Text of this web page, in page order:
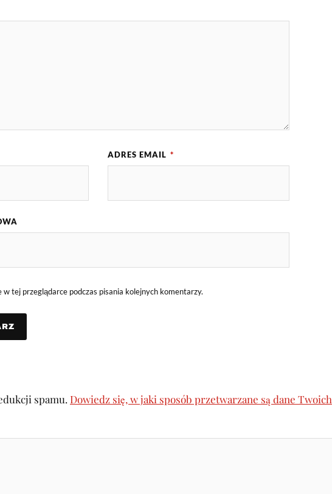
ADRES EMAIL *
w tej przeglądarce podczas pisania kolejnych komentarzy.
spamu. Dowiedz się, w jaki sposób przetwarzane są dane Twoich